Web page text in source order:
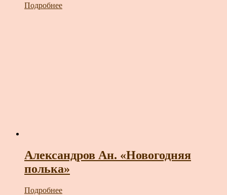
Подробнее
Александров Ан. «Новогодняя
полька»
Подробнее